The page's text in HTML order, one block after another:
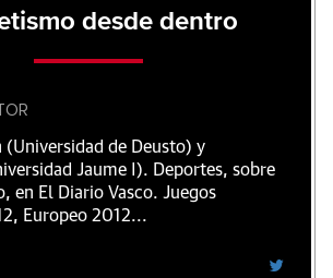
desde dentro
(Universidad de Deusto) y
Jaume I). Deportes, sobre
en El Diario Vasco. Juegos
Europeo 2012...